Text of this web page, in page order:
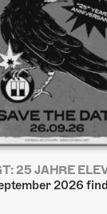
25 JAHRE
2026